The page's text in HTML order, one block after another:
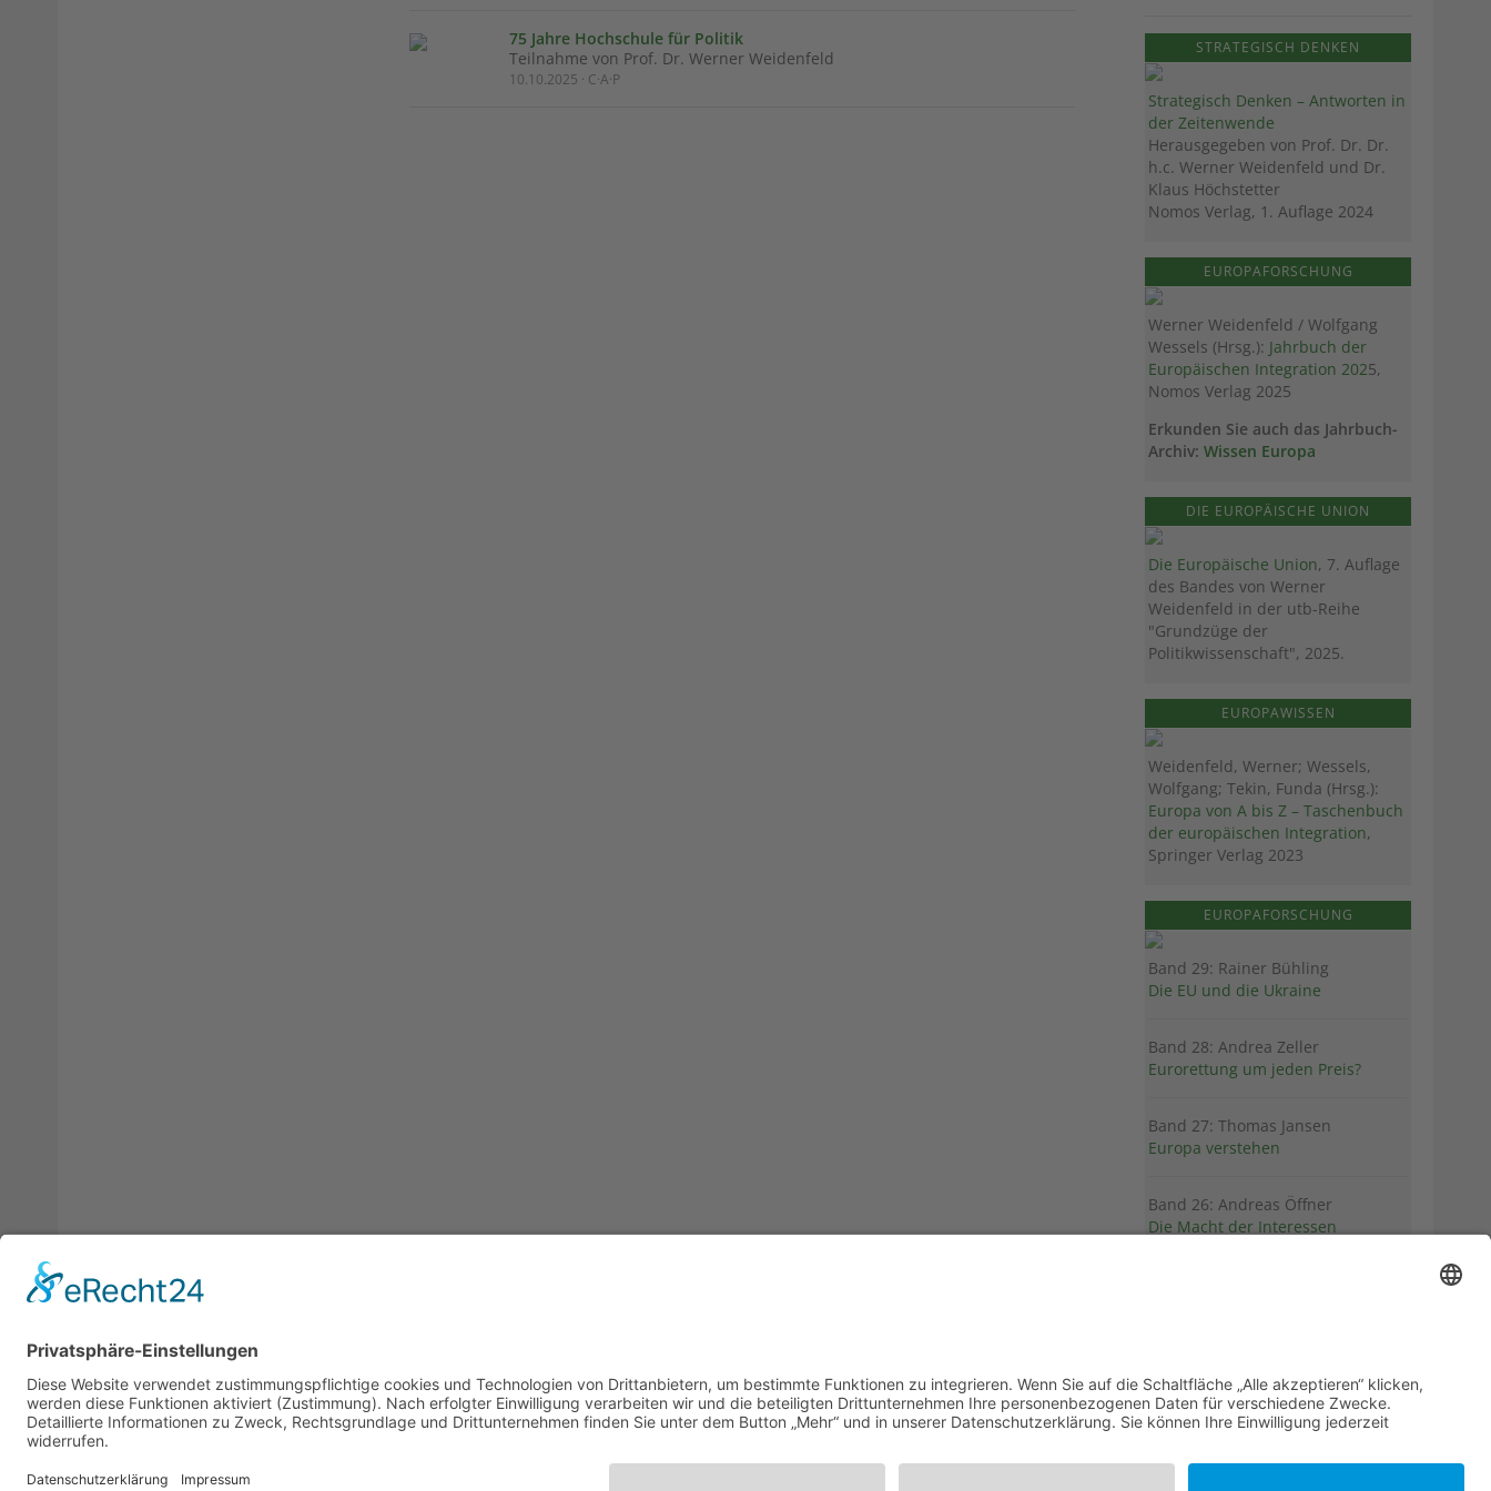
75 Jahre Hochschule für Politik
Teilnahme von Prof. Dr. Werner Weidenfeld
10.10.2025 · C·A·P
STRATEGISCH DENKEN
Strategisch Denken – Antworten in
der Zeitenwende
Herausgegeben von Prof. Dr. Dr.
h.c. Werner Weidenfeld und Dr.
Klaus Höchstetter
Nomos Verlag, 1. Auflage 2024
EUROPAFORSCHUNG
Werner Weidenfeld / Wolfgang
Wessels (Hrsg.): Jahrbuch der
Europäischen Integration 2025,
Nomos Verlag 2025
Erkunden Sie auch das Jahrbuch-
Archiv: Wissen Europa
DIE EUROPÄISCHE UNION
Die Europäische Union, 7. Auflage
des Bandes von Werner
Weidenfeld in der utb-Reihe
"Grundzüge der
Politikwissenschaft", 2025.
EUROPAWISSEN
Weidenfeld, Werner; Wessels,
Wolfgang; Tekin, Funda (Hrsg.):
Europa von A bis Z – Taschenbuch
der europäischen Integration,
Springer Verlag 2023
EUROPAFORSCHUNG
Band 29: Rainer Bühling
Die EU und die Ukraine
Band 28: Andrea Zeller
Eurorettung um jeden Preis?
Band 27: Thomas Jansen
Europa verstehen
Band 26: Andreas Öffner
Die Macht der Interessen
PDF-Flyer zur Schriftenreihe